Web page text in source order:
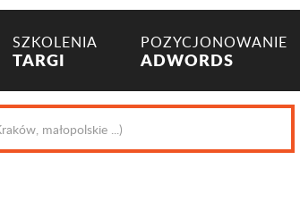
SZKOLENIA
TARGI
POZYCJONOWANIE
ADWORDS